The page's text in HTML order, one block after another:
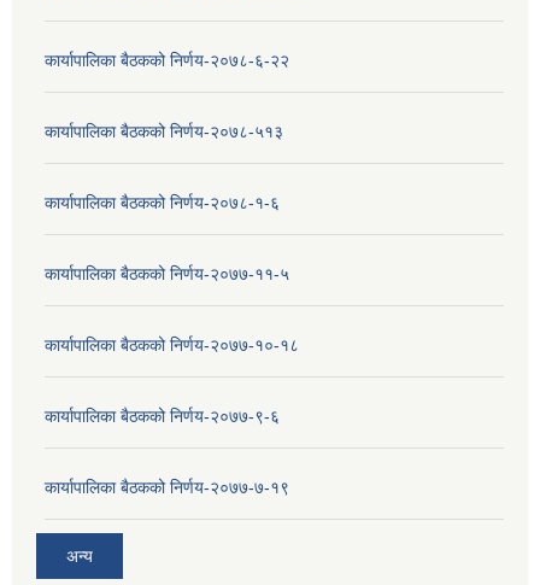
कार्यापालिका बैठकको निर्णय-२०७८-६-२२
कार्यापालिका बैठकको निर्णय-२०७८-५१३
कार्यापालिका बैठकको निर्णय-२०७८-१-६
कार्यापालिका बैठकको निर्णय-२०७७-११-५
कार्यापालिका बैठकको निर्णय-२०७७-१०-१८
कार्यापालिका बैठकको निर्णय-२०७७-९-६
कार्यापालिका बैठकको निर्णय-२०७७-७-१९
अन्य